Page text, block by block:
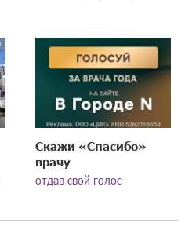
Скажи «Спасибо»
врачу
отдав свой голос